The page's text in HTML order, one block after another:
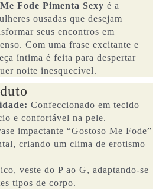
Fode Pimenta Sexy é a
ousadas que desejam
seus encontros em
Com uma frase excitante e
íntima é feita para despertar
noite inesquecível.
Confeccionado em tecido
e confortável na pele.
impactante “Gostoso Me Fode”
criando um clima de erotismo
veste do P ao G, adaptando-se
tipos de corpo.